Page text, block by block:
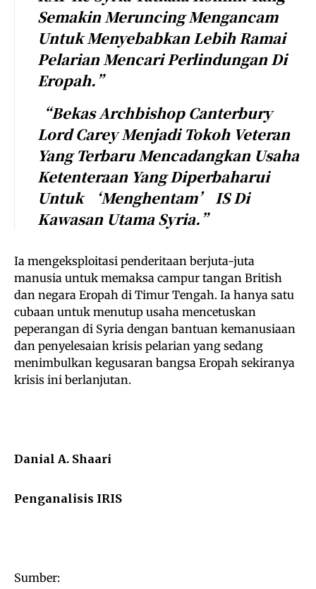
Semakin Meruncing Mengancam
Untuk Menyebabkan Lebih Ramai
Pelarian Mencari Perlindungan Di
Eropah.”
“Bekas Archbishop Canterbury
Lord Carey Menjadi Tokoh Veteran
Yang Terbaru Mencadangkan Usaha
Ketenteraan Yang Diperbaharui
Untuk ‘menghentam’ IS Di
Kawasan Utama Syria.”
Ia mengeksploitasi penderitaan berjuta-juta
manusia untuk memaksa campur tangan British
dan negara Eropah di Timur Tengah. Ia hanya satu
cubaan untuk menutup usaha mencetuskan
peperangan di Syria dengan bantuan kemanusiaan
dan penyelesaian krisis pelarian yang sedang
menimbulkan kegusaran bangsa Eropah sekiranya
krisis ini berlanjutan.
Danial A. Shaari
Penganalisis IRIS
Sumber: